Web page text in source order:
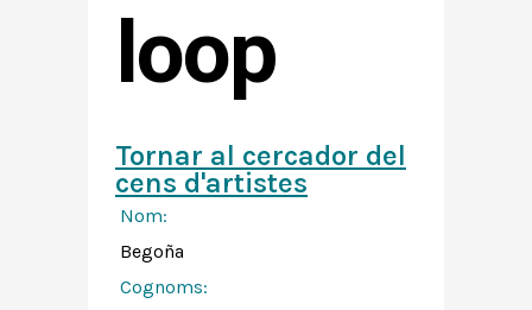
loop
Tornar al cercador del
cens d'artistes
Nom:
Begoña
Cognoms: